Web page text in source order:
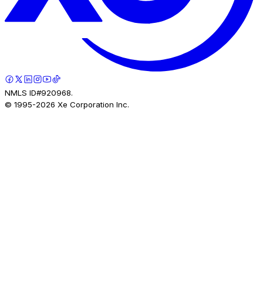
NMLS ID#920968.
© 1995-2026 Xe Corporation Inc.